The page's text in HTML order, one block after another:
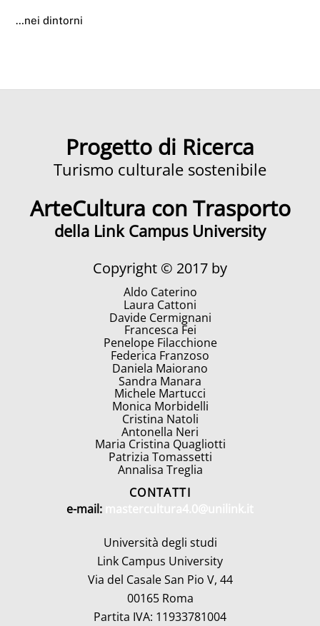
…nei dintorni
Progetto di Ricerca
Turismo culturale sostenibile
ArteCultura con Trasporto
della Link Campus University
Copyright © 2017 by
Aldo Caterino
Laura Cattoni
Davide Cermignani
Francesca Fei
Penelope Filacchione
Federica Franzoso
Daniela Maiorano
Sandra Manara
Michele Martucci
Monica Morbidelli
Cristina Natoli
Antonella Neri
Maria Cristina Quagliotti
Patrizia Tomassetti
Annalisa Treglia
CONTATTI
e-mail:
Università degli studi
Link Campus University
Via del Casale San Pio V, 44
00165 Roma
Partita IVA: 11933781004